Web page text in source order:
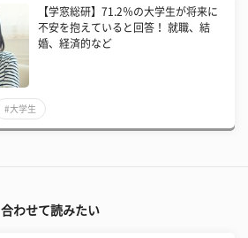
【学窓総研】71.2％の大学生が将来に
不安を抱えていると回答！ 就職、結
婚、経済的など
#大学生
合わせて読みたい